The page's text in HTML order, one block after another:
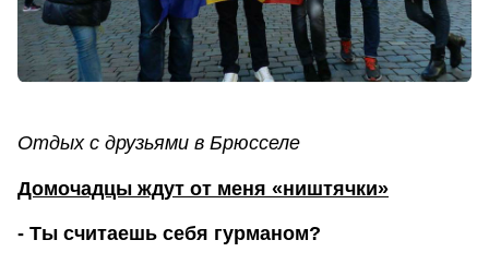
Отдых с друзьями в Брюсселе
Домочадцы ждут от меня «ништячки»
- Ты считаешь себя гурманом?